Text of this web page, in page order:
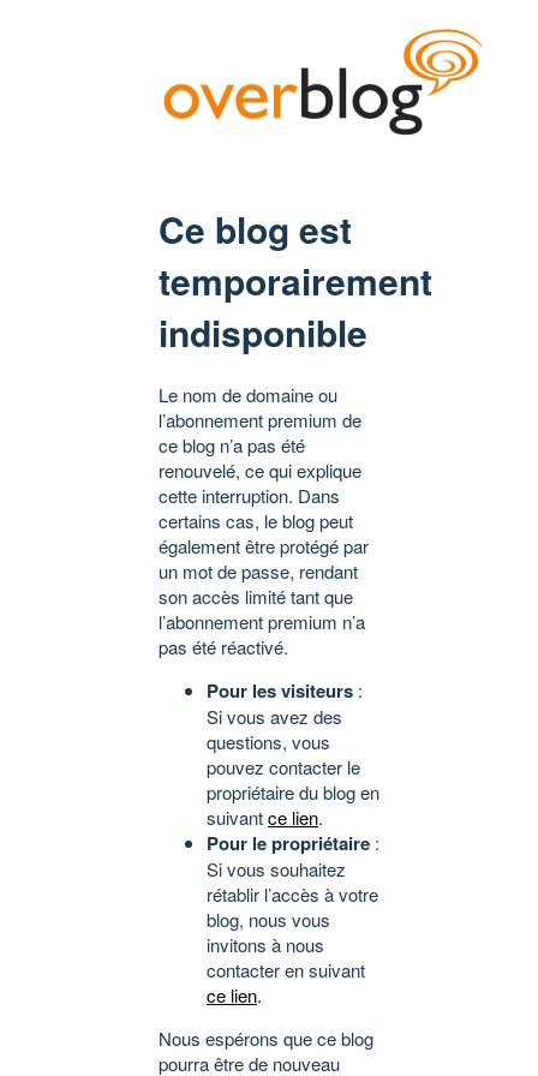
Ce blog est
temporairement
indisponible
Le nom de domaine ou
l’abonnement premium de
ce blog n’a pas été
renouvelé, ce qui explique
cette interruption. Dans
certains cas, le blog peut
également être protégé par
un mot de passe, rendant
son accès limité tant que
l’abonnement premium n’a
pas été réactivé.
Pour les visiteurs :
Si vous avez des
questions, vous
pouvez contacter le
propriétaire du blog en
suivantce lien.
Pour le propriétaire :
Si vous souhaitez
rétablir l’accès à votre
blog, nous vous
invitons à nous
contacter en suivant
ce lien.
Nous espérons que ce blog
pourra être de nouveau